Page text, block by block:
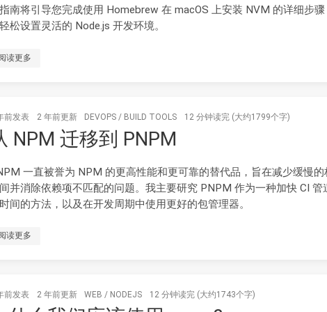
南将引导您完成使用 Homebrew 在 macOS 上安装 NVM 的详细步骤
松设置灵活的 Node.js 开发环境。
读更多
前发表 2 年前更新 DEVOPS / BUILD TOOLS 12 分钟读完 (大约1799个字)
NPM 迁移到 PNPM
一直被誉为 NPM 的更高性能和更可靠的替代品，旨在减少缓慢的
并消除依赖项不匹配的问题。我主要研究 PNPM 作为一种加快 CI 管
间的方法，以及在开发周期中使用更好的包管理器。
读更多
前发表 2 年前更新 WEB / NODEJS 12 分钟读完 (大约1743个字)